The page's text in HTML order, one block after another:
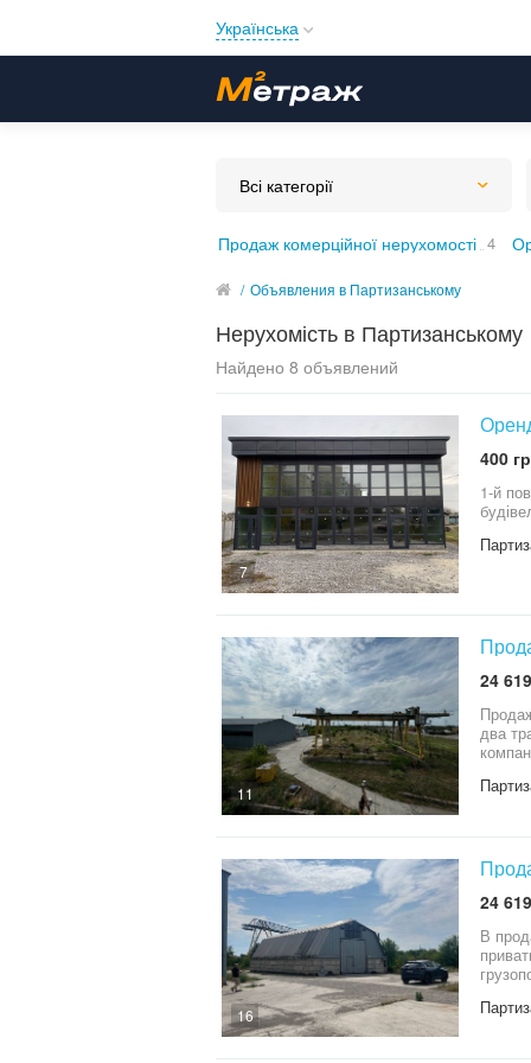
Українська
Українська
Всі категорії
Продаж комерційної нерухомості 4
/ Объявления в Партизанському
Нерухомість в Партизанському
Найдено 8 объявлений
7
400
1-й
11
24
два
16
24
В